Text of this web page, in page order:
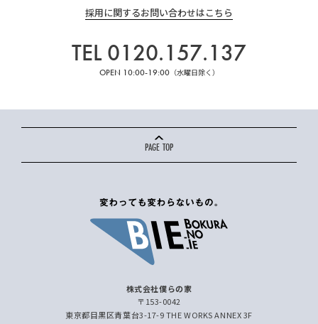
採用に関するお問い合わせはこちら
TEL 0120.157.137
OPEN 10:00-19:00（水曜日除く）
PAGE TOP
株式会社僕らの家
〒153-0042
東京都目黒区青葉台3-17-9 THE WORKS ANNEX 3F